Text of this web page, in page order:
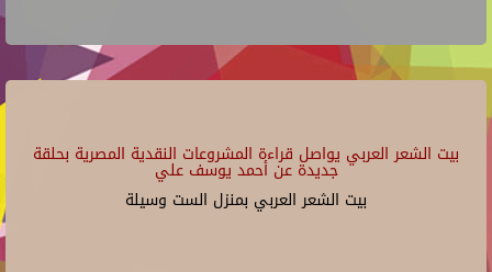
بيت الشعر العربي يواصل قراءة المشروعات النقدية المصرية بحلقة
جديدة عن أحمد يوسف علي
بيت الشعر العربي بمنزل الست وسيلة